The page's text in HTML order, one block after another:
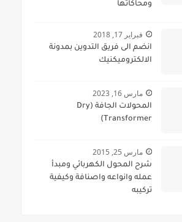
ومحاكاتها
فبراير 17, 2018
انضم الى فريق التدوين بمدونة
الالكتروميكنيك
مارس 16, 2023
المحولات الجافة (Dry
Transformer)
مارس 25, 2015
شرح المحول الكهربائي ومبدأ
عمله وانواعه واصنافة وكيفية
تركيبه